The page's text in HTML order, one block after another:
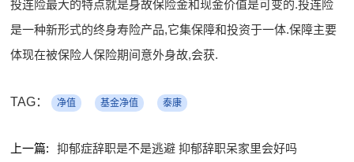
投连险最大的特点就是身故保险金和现金价值是可变的.投连险
是一种新形式的终身寿险产品,它集保障和投资于一体.保障主要
体现在被保险人保险期间意外身故,会获.
TAG： 净值 基金净值 泰康
上一篇:
抑郁症辞职是不是逃避 抑郁辞职呆家里会好吗